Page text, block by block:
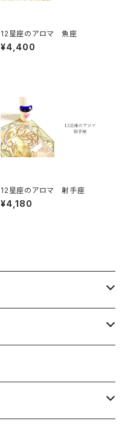
12星座のアロマ 魚座
¥4,400
12星座のアロマ 射手座
¥4,180